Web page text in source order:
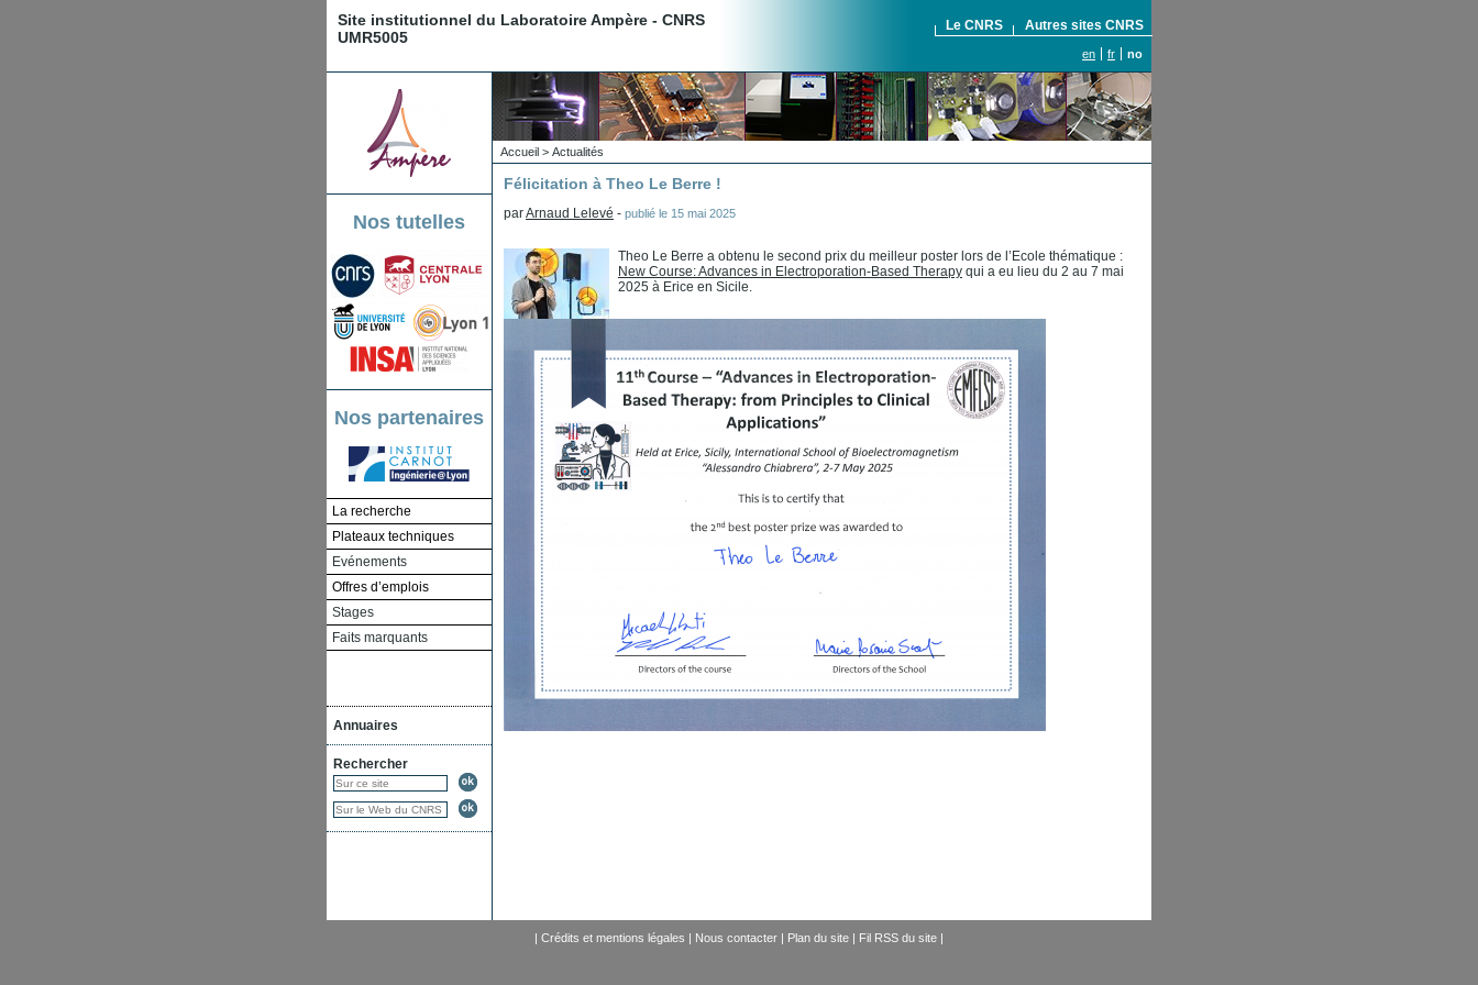
Site institutionnel du Laboratoire Ampère - CNRS
UMR5005
Le CNRS Autres sites CNRS
en fr no
Nos tutelles
Nos partenaires
La recherche
Plateaux techniques
Evénements
Offres d’emplois
Stages
Faits marquants
Annuaires
Rechercher
Accueil > Actualités
Félicitation à Theo Le Berre !
parArnaud Lelevé - publié le 15 mai 2025
Theo Le Berre a obtenu le second prix du meilleur poster lors de l’Ecole thématique :
New Course: Advances in Electroporation-Based Therapy qui a eu lieu du 2 au 7 mai
2025 à Erice en Sicile.
| Crédits et mentions légales | Nous contacter | Plan du site | Fil RSS du site |